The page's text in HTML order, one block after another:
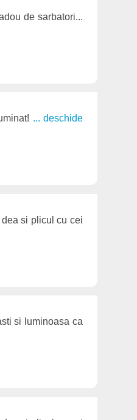
de sarbatori...
... deschide
si plicul cu cei
si luminoasa ca